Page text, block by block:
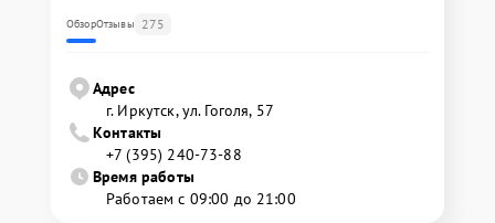
ОбзорОтзывы 275
Адрес
г. Иркутск, ул. ​Гоголя, 57
Контакты
+7 (395) 240-73-88
Время работы
Работаем с 09:00 до 21:00